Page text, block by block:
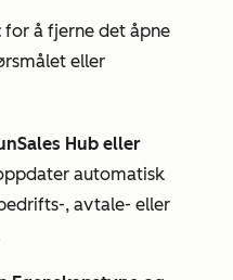
for å fjerne det åpne
eller
Sales Hub eller
automatisk
, avtale- eller